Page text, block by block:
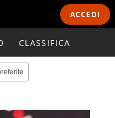
ACCEDI
CLASSIFICA